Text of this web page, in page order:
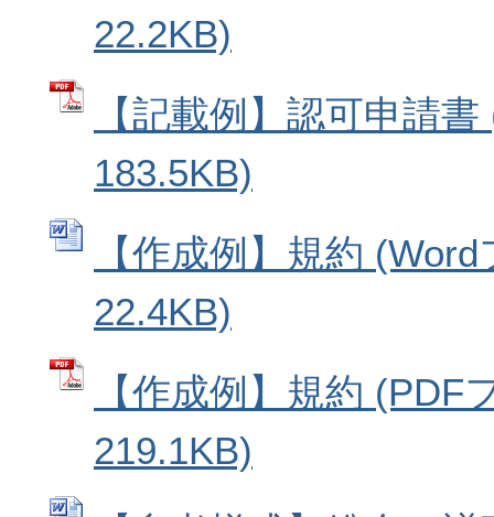
22.2KB)
【記載例】認可申請
183.5KB)
【作成例】規約
22.4KB)
【作成例】規約 (PDF
219.1KB)